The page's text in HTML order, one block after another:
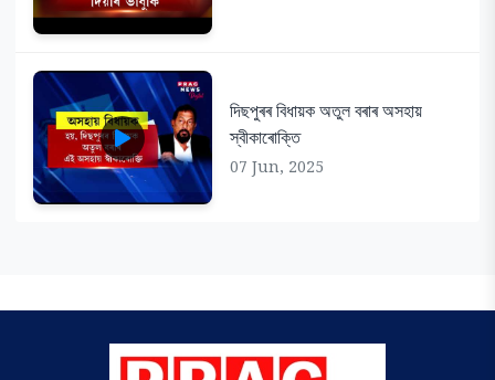
দিছপুৰৰ বিধায়ক অতুল বৰাৰ অসহায়
স্বীকাৰোক্তি
07 Jun, 2025